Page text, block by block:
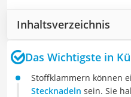
Inhaltsverzeichnis
Das Wichtigste in
Stoffklammern können
Stecknadeln sein. Sie